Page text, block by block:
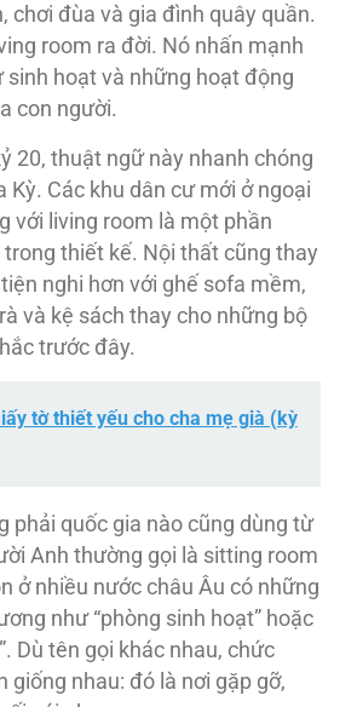
chơi đùa và gia đình quây quần.
room ra đời. Nó nhấn mạnh
sinh hoạt và những hoạt động
con người.
20, thuật ngữ này nhanh chóng
Kỳ. Các khu dân cư mới ở ngoại
với living room là một phần
trong thiết kế. Nội thất cũng thay
nghi hơn với ghế sofa mềm,
và kệ sách thay cho những bộ
trước đây.
tờ thiết yếu cho cha mẹ già (kỳ
phải quốc gia nào cũng dùng từ
Anh thường gọi là sitting room
ở nhiều nước châu Âu có những
như “phòng sinh hoạt” hoặc
Dù tên gọi khác nhau, chức
giống nhau: đó là nơi gặp gỡ,